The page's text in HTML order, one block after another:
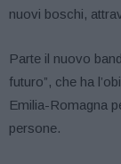
nuovi boschi,
Parte il nuovo
futuro”, che ha
Emilia-Romagna
persone.